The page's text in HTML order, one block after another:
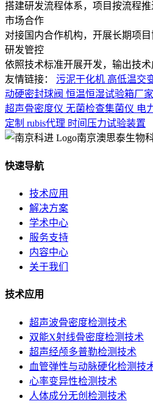
搭建研发流程体系，项目按流程推
市场合作
对接国内合作机构，开展长期项目
研发管控
依照技术标准开展开发，输出技术
友情链接：
污泥干化机 高低温交
动硬密封球阀 恒温恒湿试验箱厂家
超声骨密度仪 无菌检查集菌仪 电
定制 rubis代理 时间压力试验装置
南京澳思泰生物
快速导航
技术应用
解决方案
学术中心
服务支持
内容中心
关于我们
技术应用
超声波骨密度检测技术
双能X射线骨密度检测技术
超声经颅多普勒检测技术
血管弹性与动脉硬化检测技
心率变异性检测技术
人体成分无创检测技术